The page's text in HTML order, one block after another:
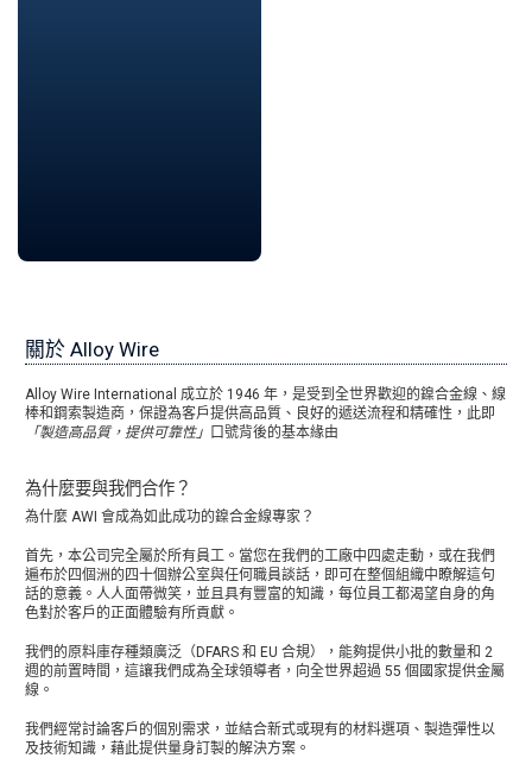
關於 Alloy Wire
Alloy Wire International 成立於 1946 年，是受到全世界歡迎的鎳合金線、線
棒和鋼索製造商，保證為客戶提供高品質、良好的遞送流程和精確性，此即
「製造高品質，提供可靠性」 口號背後的基本緣由
為什麼要與我們合作？
為什麼 AWI 會成為如此成功的鎳合金線專家？
首先，本公司完全屬於所有員工。當您在我們的工廠中四處走動，或在我們
遍布於四個洲的四十個辦公室與任何職員談話，即可在整個組織中瞭解這句
話的意義。人人面帶微笑，並且具有豐富的知識，每位員工都渴望自身的角
色對於客戶的正面體驗有所貢獻。
我們的原料庫存種類廣泛（DFARS 和 EU 合規），能夠提供小批的數量和 2
週的前置時間，這讓我們成為全球領導者，向全世界超過 55 個國家提供金屬
線。
我們經常討論客戶的個別需求，並結合新式或現有的材料選項、製造彈性以
及技術知識，藉此提供量身訂製的解決方案。